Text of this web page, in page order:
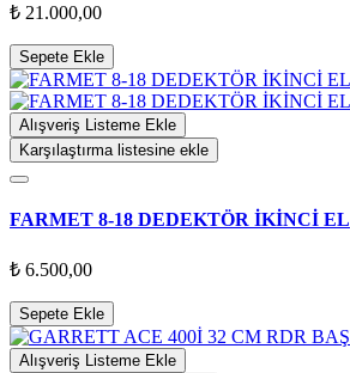
₺ 21.000,00
Sepete Ekle
Alışveriş Listeme Ekle
Karşılaştırma listesine ekle
FARMET 8-18 DEDEKTÖR İKİNCİ EL
₺ 6.500,00
Sepete Ekle
Alışveriş Listeme Ekle